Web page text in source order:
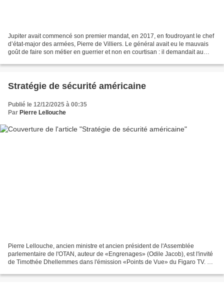
Jupiter avait commencé son premier mandat, en 2017, en foudroyant le chef
d’état-major des armées, Pierre de Villiers. Le général avait eu le mauvais
goût de faire son métier en guerrier et non en courtisan : il demandait au
Stratégie de sécurité américaine
Publié le 12/12/2025 à 00:35
Par Pierre Lellouche
Pierre Lellouche, ancien ministre et ancien président de l'Assemblée
parlementaire de l'OTAN, auteur de «Engrenages» (Odile Jacob), est l'invité
de Timothée Dhellemmes dans l'émission «Points de Vue» du Figaro TV. 10